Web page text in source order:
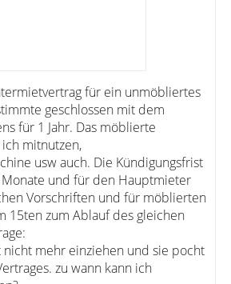
für ein unmöbliertes
geschlossen mit dem
für 1 Jahr. Das möblierte
mitnutzen,
usw auch. Die Kündigungsfrist
und für den Hauptmieter
Vorschriften und für möblierten
15ten zum Ablauf des gleichen
mehr einziehen und sie pocht
zu wann kann ich